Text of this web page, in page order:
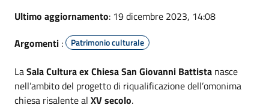
Ultimo aggiornamento: 19 dicembre 2023, 14:08
Argomenti : Patrimonio culturale
LaSala Cultura ex Chiesa San Giovanni Battista nasce
nell’ambito del progetto di riqualificazione dell’omonima
chiesa risalente al XV secolo.